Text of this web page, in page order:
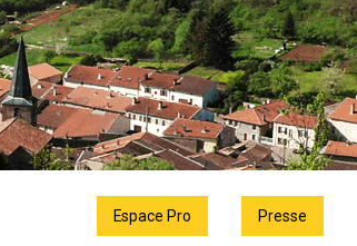
Espace Pro Presse